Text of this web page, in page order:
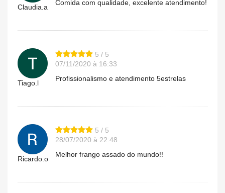
Claudia.a
Comida com qualidade, excelente atendimento!
Tiago.l
5 / 5
07/11/2020 à 16:33
Profissionalismo e atendimento 5estrelas
Ricardo.o
5 / 5
28/07/2020 à 22:48
Melhor frango assado do mundo!!